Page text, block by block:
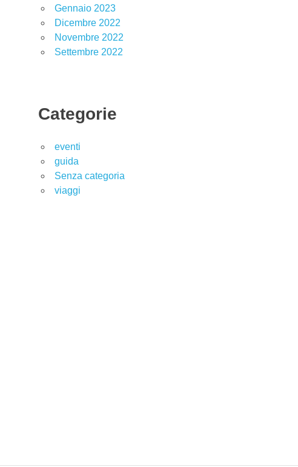
Gennaio 2023
Dicembre 2022
Novembre 2022
Settembre 2022
Categorie
eventi
guida
Senza categoria
viaggi